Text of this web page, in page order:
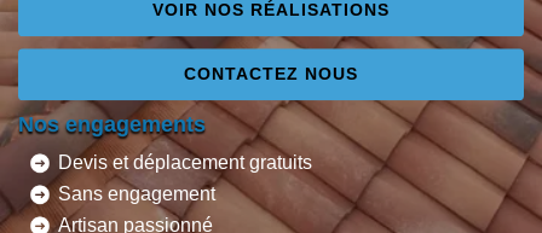
VOIR NOS RÉALISATIONS
CONTACTEZ NOUS
Nos engagements
Devis et déplacement gratuits
Sans engagement
Artisan passionné